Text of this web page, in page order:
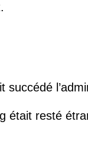
succédé
était resté